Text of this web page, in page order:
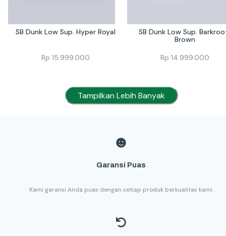
SB Dunk Low Sup. Hyper Royal
Rp 15.999.000
SB Dunk Low Sup.
Brown
Rp 14.999.000
Tampilkan Lebih Banyak
Garansi Puas
Kami garansi Anda puas dengan setiap produk berkualitas kami.